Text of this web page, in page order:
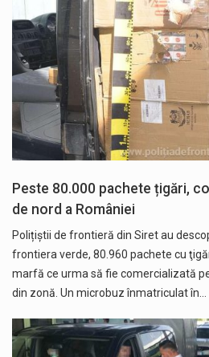
Peste 80.000 pachete țigări,
de nord a României
Polițiștii de frontieră din Siret au
frontiera verde, 80.960 pachete cu
marfă ce urma să fie comercializată
din zonă. Un microbuz înmatriculat în…